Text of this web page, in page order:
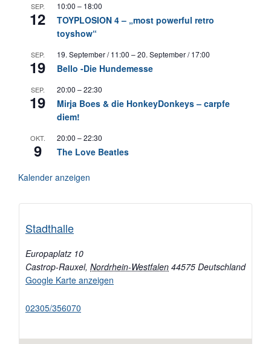
SEP.
12
10:00 – 18:00
TOYPLOSION 4 – „most powerful retro
toyshow“
SEP.
19
19. September / 11:00 –20. September / 17:00
Bello -Die Hundemesse
SEP.
19
20:00 –22:30
Mirja Boes & die HonkeyDonkeys – carpfe
diem!
OKT.
9
20:00 –22:30
The Love Beatles
Kalender anzeigen
Stadthalle
Europaplatz 10
Castrop-Rauxel, Nordrhein-Westfalen 44575 Deutschland
Google Karte anzeigen
02305/356070